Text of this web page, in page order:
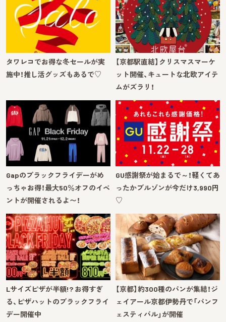
タワレコでお得な冬セールが実
施中！推し活グッズもあるで♡
【京都駅直結】クリスマスマーケ
ット開催、キュートな北欧アイテ
ムがズラリ！
Gapのブラックフライデーがめ
っちゃお得！最大50％オフのイベ
ントが開催されるよ〜！
GU感謝祭が始まるで～！軽くてあ
ったかブルゾンが今だけ3,990円
♡
Lサイズピザが半額!? お得すぎ
る、ピザハットのブラックフライ
デー開催中
【京都】約300種のパンが集結！ジ
ェイアール京都伊勢丹で「パンフ
ェスティバル」が開催